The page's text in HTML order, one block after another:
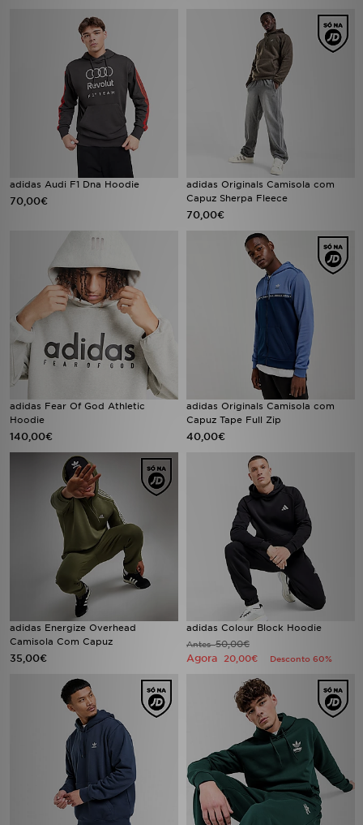
adidas Audi F1 Dna Hoodie
70,00€
adidas Originals Camisola com
Capuz Sherpa Fleece
70,00€
adidas Fear Of God Athletic
Hoodie
140,00€
adidas Originals Camisola com
Capuz Tape Full Zip
40,00€
adidas Energize Overhead
Camisola Com Capuz
35,00€
adidas Colour Block Hoodie
Antes50,00€
Agora 20,00€ Desconto 60%